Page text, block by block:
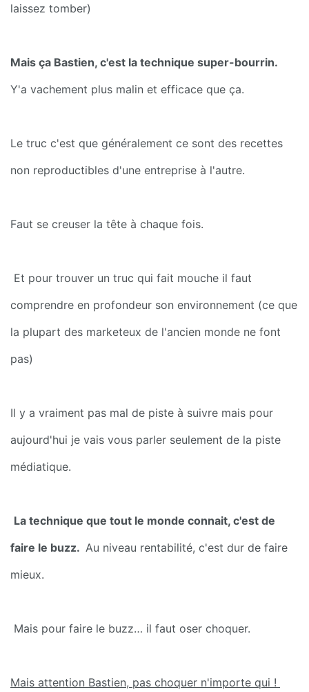
laissez tomber)
Y'a vachement plus malin et efficace que ça.
Le truc c'est que généralement ce sont des recettes
non reproductibles d'une entreprise à l'autre.
Faut se creuser la tête à chaque fois.
comprendre en profondeur son environnement (ce que
la plupart des marketeux de l'ancien monde ne font
pas)
Il y a vraiment pas mal de piste à suivre mais pour
aujourd'hui je vais vous parler seulement de la piste
médiatique.
La technique que tout le monde connait, c'est de
faire le buzz. Au niveau rentabilité, c'est dur de faire
mieux.
Mais pour faire le buzz… il faut oser choquer.